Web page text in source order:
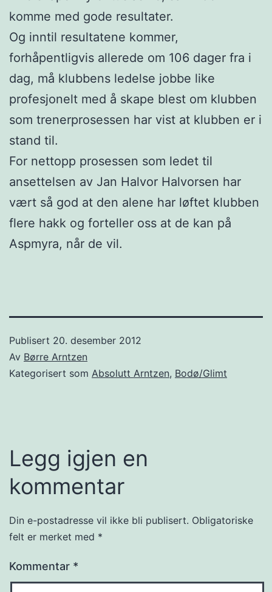
komme med gode resultater.
Og inntil resultatene kommer,
forhåpentligvis allerede om 106 dager fra i
dag, må klubbens ledelse jobbe like
profesjonelt med å skape blest om klubben
som trenerprosessen har vist at klubben er i
stand til.
For nettopp prosessen som ledet til
ansettelsen av Jan Halvor Halvorsen har
vært så god at den alene har løftet klubben
flere hakk og forteller oss at de kan på
Aspmyra, når de vil.
Publisert 20. desember 2012
Av Børre Arntzen
Kategorisert som Absolutt Arntzen, Bodø/Glimt
Legg igjen en
kommentar
Din e-postadresse vil ikke bli publisert. Obligatoriske
felt er merket med *
Kommentar *